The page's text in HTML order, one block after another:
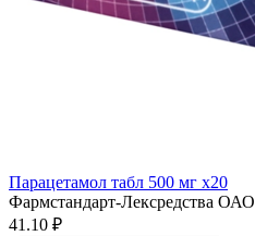
Парацетамол табл 500 мг x20
Фармстандарт-Лексредства ОАО
41.10 ₽